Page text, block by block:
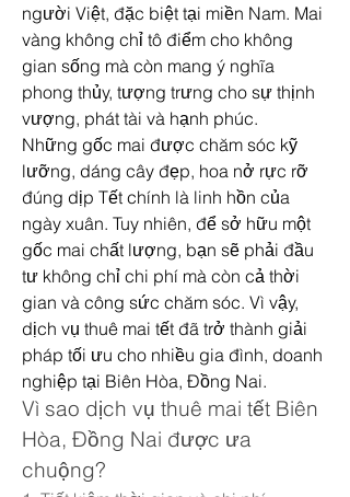
người Việt, đặc biệt tại miền Nam. Mai
vàng không chỉ tô điểm cho không
gian sống mà còn mang ý nghĩa
phong thủy, tượng trưng cho sự thịnh
vượng, phát tài và hạnh phúc.
Những gốc mai được chăm sóc kỹ
lưỡng, dáng cây đẹp, hoa nở rực rỡ
đúng dịp Tết chính là linh hồn của
ngày xuân. Tuy nhiên, để sở hữu một
gốc mai chất lượng, bạn sẽ phải đầu
tư không chỉ chi phí mà còn cả thời
gian và công sức chăm sóc. Vì vậy,
dịch vụ thuê mai tết đã trở thành giải
pháp tối ưu cho nhiều gia đình, doanh
nghiệp tại Biên Hòa, Đồng Nai.
Vì sao dịch vụ thuê mai tết Biên
Hòa, Đồng Nai được ưa
chuộng?